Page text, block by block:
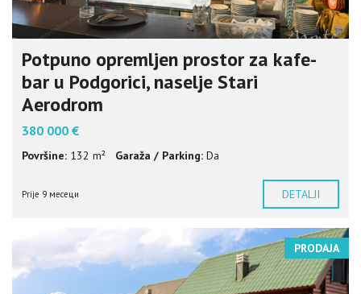
Potpuno opremljen prostor za kafe-
bar u Podgorici, naselje Stari
Aerodrom
380 000 €
Površine: 132 m² Garaža / Parking: Da
Prije 9 месеци DETALJI
PRODAJA